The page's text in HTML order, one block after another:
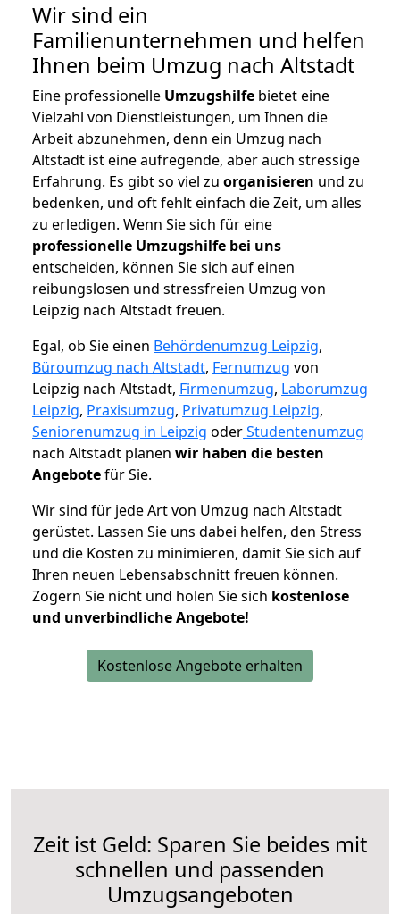
Wir sind ein
Familienunternehmen und helfen
Ihnen beim Umzug nach Altstadt
Eine professionelle Umzugshilfe bietet eine
Vielzahl von Dienstleistungen, um Ihnen die
Arbeit abzunehmen, denn ein Umzug nach
Altstadt ist eine aufregende, aber auch stressige
Erfahrung. Es gibt so viel zu organisieren und zu
bedenken, und oft fehlt einfach die Zeit, um alles
zu erledigen. Wenn Sie sich für eine
professionelle Umzugshilfe bei uns
entscheiden, können Sie sich auf einen
reibungslosen und stressfreien Umzug von
Leipzig nach Altstadt freuen.
Egal, ob Sie einen Behördenumzug Leipzig,
Büroumzug nach Altstadt, Fernumzug von
Leipzig nach Altstadt, Firmenumzug, Laborumzug
Leipzig, Praxisumzug, Privatumzug Leipzig,
Seniorenumzug in Leipzig oderStudentenumzug
nach Altstadt planen wir haben die besten
Angebotefür Sie.
Wir sind für jede Art von Umzug nach Altstadt
gerüstet. Lassen Sie uns dabei helfen, den Stress
und die Kosten zu minimieren, damit Sie sich auf
Ihren neuen Lebensabschnitt freuen können.
Zögern Sie nicht und holen Sie sich kostenlose
und unverbindliche Angebote!
Kostenlose Angebote erhalten
Zeit ist Geld: Sparen Sie beides mit
schnellen und passenden
Umzugsangeboten